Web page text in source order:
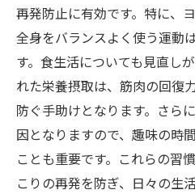
再発防止に有効です。特に、
全身をバランスよく使う運動
す。食生活についても見直し
れた栄養摂取は、筋肉の回復
防ぐ手助けとなります。さら
因となりますので、趣味の時
ことも重要です。これらの習
こりの再発を防ぎ、日々の生